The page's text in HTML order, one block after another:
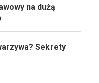
na dużą
Sekrety